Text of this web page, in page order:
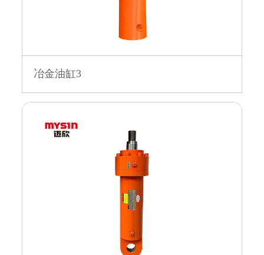
冶金油缸3